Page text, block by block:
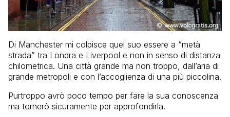
Di Manchester mi colpisce quel suo essere a “metà
strada” tra Londra e Liverpool e non in senso di distanza
chilometrica. Una città grande ma non troppo, dall’aria di
grande metropoli e con l’accoglienza di una più piccolina.
Purtroppo avrò poco tempo per fare la sua conoscenza
ma tornerò sicuramente per approfondirla.